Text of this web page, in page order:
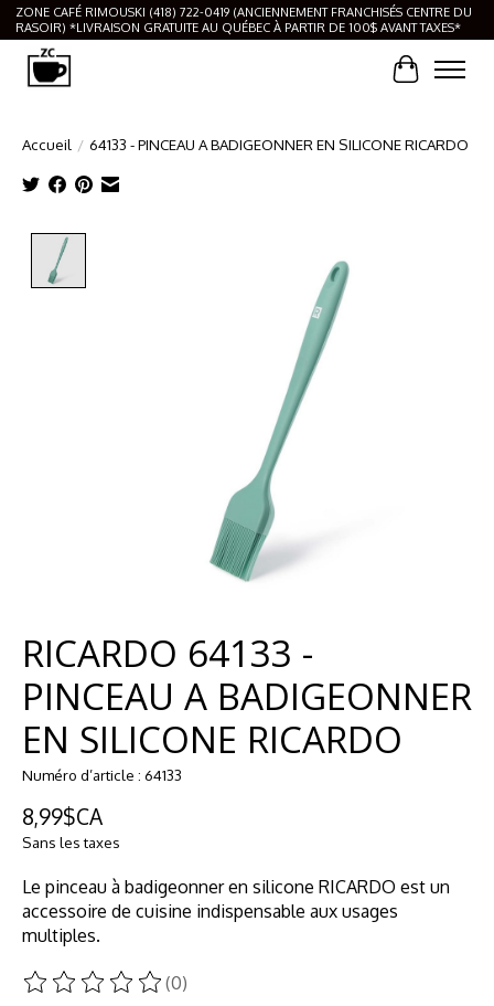
ZONE CAFÉ RIMOUSKI (418) 722-0419 (ANCIENNEMENT FRANCHISÉS CENTRE DU
RASOIR) *LIVRAISON GRATUITE AU QUÉBEC À PARTIR DE 100$ AVANT TAXES*
Panier
Accueil / 64133 - PINCEAU A BADIGEONNER EN SILICONE RICARDO
RICARDO 64133 -
PINCEAU A BADIGEONNER
EN SILICONE RICARDO
Numéro d’article : 64133
8,99$CA
Sans les taxes
Le pinceau à badigeonner en silicone RICARDO est un
accessoire de cuisine indispensable aux usages
multiples.
Ce produit est évalué à
(0)